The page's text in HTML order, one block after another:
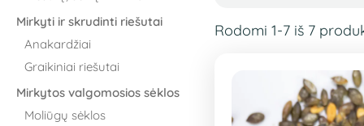
Mirkyti ir skrudinti riešutai
Anakardžiai
Graikiniai riešutai
Mirkytos valgomosios sėklos
Moliūgų sėklos
Rodomi 1-7 iš 7